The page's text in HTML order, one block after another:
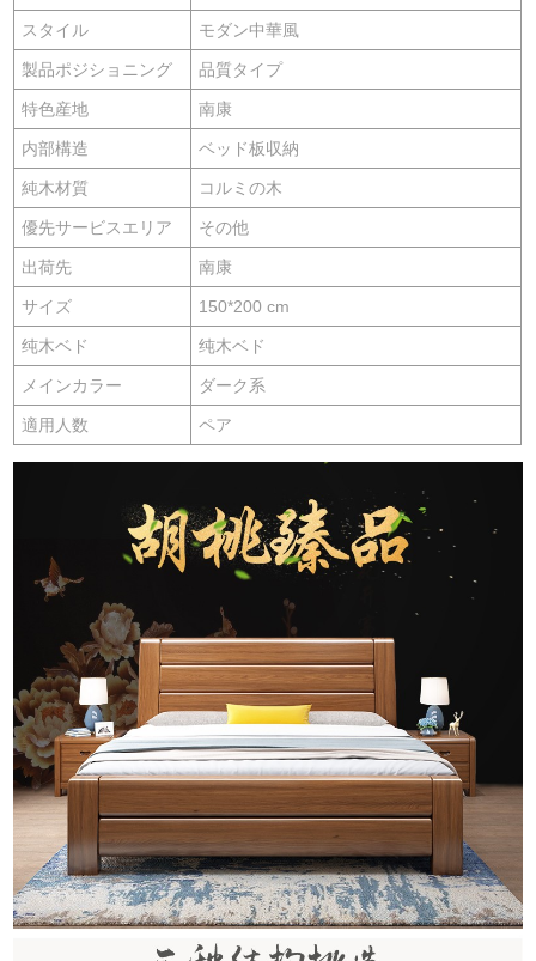
スタイル モダン中華風
製品ポジショニング 品質タイプ
特色産地 南康
内部構造 ベッド板収納
純木材質 コルミの木
優先サービスエリア その他
出荷先 南康
サイズ 150*200 cm
纯木ベド 纯木ベド
メインカラー ダーク系
適用人数 ペア